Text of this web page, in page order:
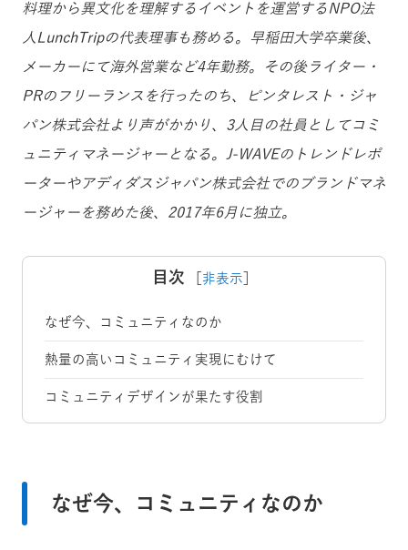
料理から異文化を理解するイベントを運営するNPO法
人LunchTripの代表理事も務める。早稲田大学卒業後、
メーカーにて海外営業など4年勤務。その後ライター・
PRのフリーランスを行ったのち、ピンタレスト・ジャ
パン株式会社より声がかかり、3人目の社員としてコミ
ュニティマネージャーとなる。J-WAVEのトレンドレポ
ーターやアディダスジャパン株式会社でのブランドマネ
ージャーを務めた後、2017年6月に独立。
目次 非表示
なぜ今、コミュニティなのか
熱量の高いコミュニティ実現にむけて
コミュニティデザインが果たす役割
なぜ今、コミュニティなのか